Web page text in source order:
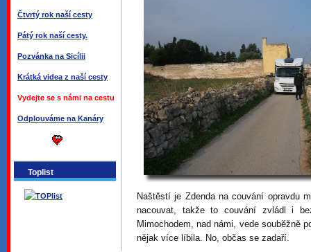
Čtvrtý rok naší cesty
Pátý rok naší cesty.
Pozvánka na Sicílii
Krátká videa z naší cesty
Vydejte se s námi na cestu
Odplouváme na Kanáry
Toplist
Naštěstí je Zdenda na couvání opravdu
nacouvat, takže to couvání zvládl i
Mimochodem, nad námi, vede souběžně
nějak více líbila. No, občas se zadaří.